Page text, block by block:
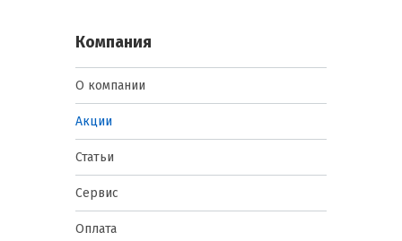
Компания
О компании
Акции
Статьи
Сервис
Оплата